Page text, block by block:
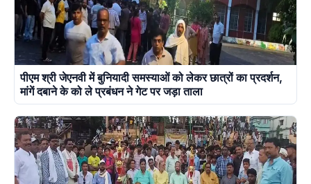
पीएम श्री जेएनवी में बुनियादी समस्याओं को लेकर छात्रों का प्रदर्शन,
मांगें दबाने के को ले प्रबंधन ने गेट पर जड़ा ताला